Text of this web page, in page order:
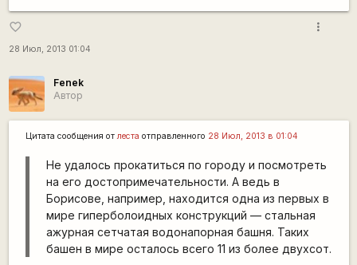
favorite_border
28 Июл, 2013 01:04
more_vert
Fenek
Автор
Цитата сообщения отлеста отправленного 28 Июл, 2013 в 01:04
Не удалось прокатиться по городу и посмотреть
на его достопримечательности. А ведь в
Борисове, например, находится одна из первых в
мире гиперболоидных конструкций — стальная
ажурная сетчатая водонапорная башня. Таких
башен в мире осталось всего 11 из более двухсот.